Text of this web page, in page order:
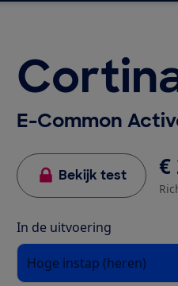
E-Common
Bekijk test €
In de uitvoering
Hoge instap (heren)